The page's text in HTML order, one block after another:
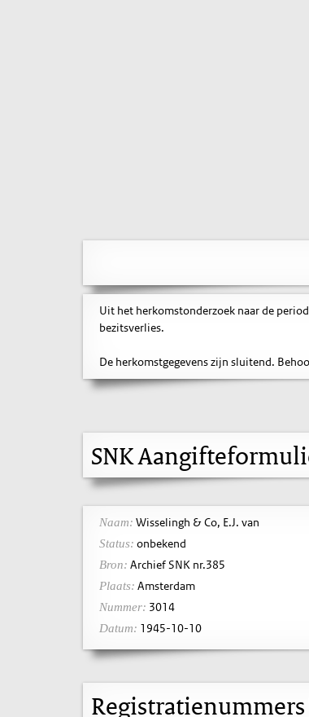
Uit het herkomstonderzoek naar de
bezitsverlies.
De herkomstgegevens zijn sluitend.
SNK
Naam: Wisselingh & Co, E.J. van
Status: onbekend
Bron: Archief SNK nr.385
Plaats: Amsterdam
Nummer: 3014
Datum: 1945-10-10
Registratienummers